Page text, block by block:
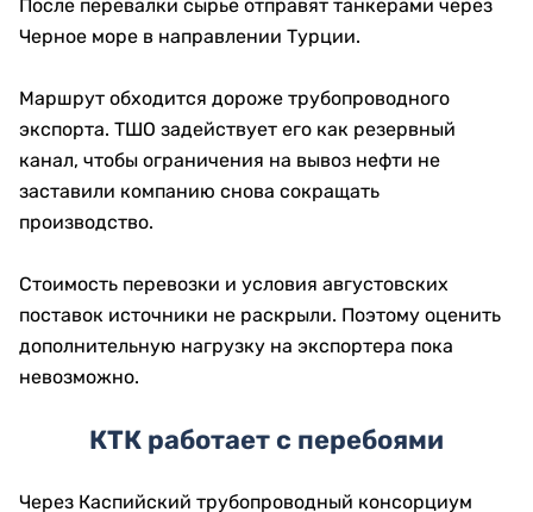
После перевалки сырье отправят танкерами через
Черное море в направлении Турции.
Маршрут обходится дороже трубопроводного
экспорта. ТШО задействует его как резервный
канал, чтобы ограничения на вывоз нефти не
заставили компанию снова сокращать
производство.
Стоимость перевозки и условия августовских
поставок источники не раскрыли. Поэтому оценить
дополнительную нагрузку на экспортера пока
невозможно.
КТК работает с перебоями
Через Каспийский трубопроводный консорциум